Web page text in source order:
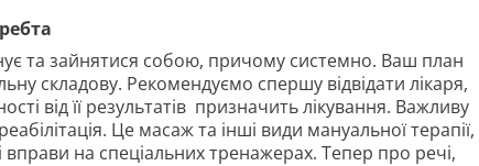
та зайнятися собою, причому системно. Ваш план
складову. Рекомендуємо спершу відвідати лікаря,
від її результатів призначить лікування. Важливу
Це масаж та інші види мануальної терапії,
вправи на спеціальних тренажерах. Тепер про речі,